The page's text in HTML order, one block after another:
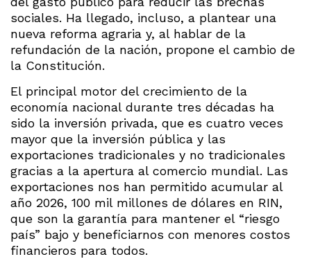
sociales. Ha llegado, incluso, a plantear una
nueva reforma agraria y, al hablar de la
refundación de la nación, propone el cambio de
la Constitución.
El principal motor del crecimiento de la
economía nacional durante tres décadas ha
sido la inversión privada, que es cuatro veces
mayor que la inversión pública y las
exportaciones tradicionales y no tradicionales
gracias a la apertura al comercio mundial. Las
exportaciones nos han permitido acumular al
año 2026, 100 mil millones de dólares en RIN,
que son la garantía para mantener el “riesgo
país” bajo y beneficiarnos con menores costos
financieros para todos.